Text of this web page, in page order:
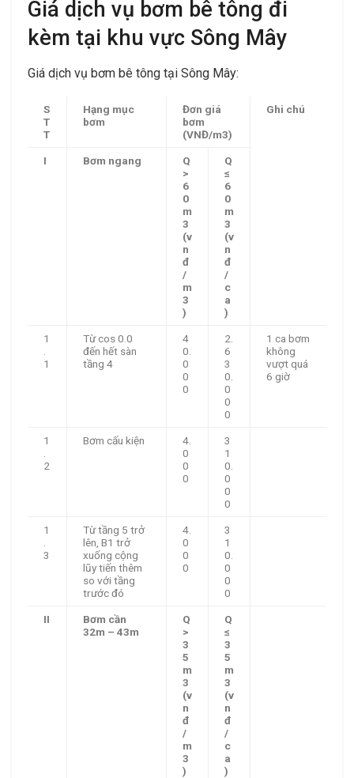
Giá dịch vụ bơm bê tông đi
kèm tại khu vực Sông Mây
Giá dịch vụ bơm bê tông tại Sông Mây:
S
T
T
Hạng mục
bơm
Đơn giá
bơm
(VNĐ/m3)
Ghi chú
I Bơm ngang
Q
>
6
0
m
3
(v
n
đ
/
m
3
)
Q
≤
6
0
m
3
(v
n
đ
/
c
a
)
1
1
Từ cos 0.0
đến hết sàn
tầng 4
4
0.
0
0
0
2.
6
3
0.
0
0
0
1 ca bơm
không
vượt quá
6 giờ
1
2
Bơm cấu kiện
4.
0
0
0
3
1
0.
0
0
0
1
3
Từ tầng 5 trở
lên, B1 trở
xuống cộng
lũy tiến thêm
so với tầng
trước đó
4.
0
0
0
3
1
0.
0
0
0
II
Bơm cần
32m – 43m
Q
>
3
5
m
3
(v
n
đ
/
m
3
)
Q
≤
3
5
m
3
(v
n
đ
/
c
a
)